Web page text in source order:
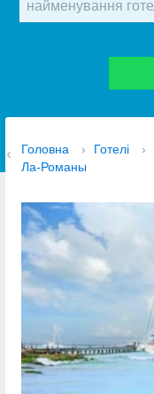
Головна › Готелі ›
Ла-Романы